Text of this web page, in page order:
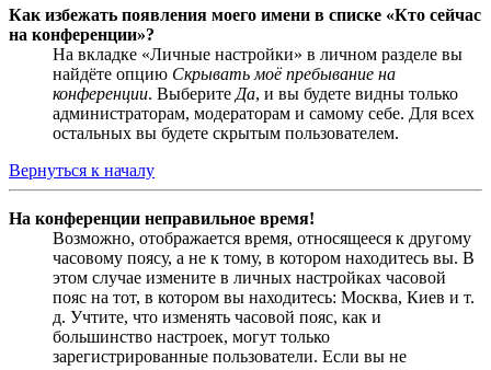
Как избежать появления моего имени в списке «Кто сейчас
на конференции»?
На вкладке «Личные настройки» в личном разделе вы
найдёте опцию Скрывать моё пребывание на
конференции. Выберите Да, и вы будете видны только
администраторам, модераторам и самому себе. Для всех
остальных вы будете скрытым пользователем.
Вернуться к началу
На конференции неправильное время!
Возможно, отображается время, относящееся к другому
часовому поясу, а не к тому, в котором находитесь вы. В
этом случае измените в личных настройках часовой
пояс на тот, в котором вы находитесь: Москва, Киев и т.
д. Учтите, что изменять часовой пояс, как и
большинство настроек, могут только
зарегистрированные пользователи. Если вы не